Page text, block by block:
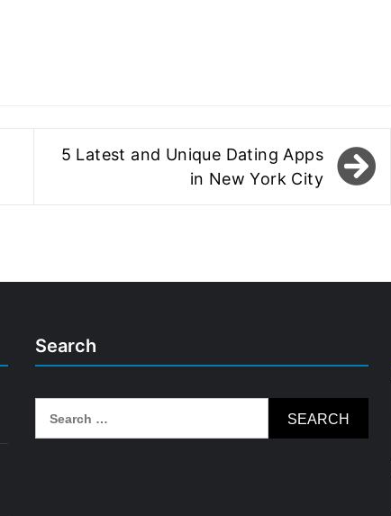
5 Latest and Unique Dating Apps
in New York City
Search
for: